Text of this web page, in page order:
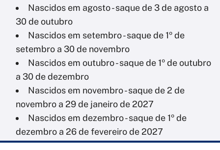
Nascidos em agosto - saque de 3 de agosto a
30 de outubro
Nascidos em setembro - saque de 1º de
setembro a 30 de novembro
Nascidos em outubro - saque de 1º de outubro
a 30 de dezembro
Nascidos em novembro - saque de 2 de
novembro a 29 de janeiro de 2027
Nascidos em dezembro - saque de 1º de
dezembro a 26 de fevereiro de 2027